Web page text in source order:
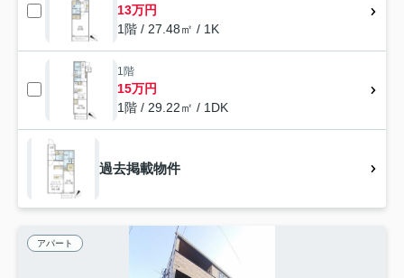
13万円
1階 / 27.48㎡ / 1K
1階
15万円
1階 / 29.22㎡ / 1DK
過去掲載物件
アパート